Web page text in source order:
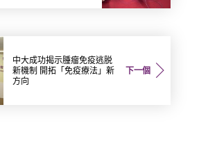
下一個
中大成功揭示腫瘤免疫逃脱
新機制 開拓「免疫療法」新
方向